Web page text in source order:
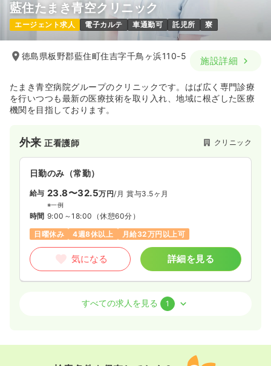
日勤のみ（常勤）
給与 31.0〜32.0
※一例
日曜休み
4週8休以上 担当業務未経験可
ブランク可
月給32万円以上可
透析 一般＋療養
日勤のみ（常勤）
給与 23.3〜32.0 万円/月 賞与2回
時間 8:30～17:30（休憩60分）
担当業務未経験可
ブランク可 月給32万円以上可
給与 時給1,500円
藍住たまき青空クリニック
エージェント求人 電子カルテ 車通勤可 託児所 寮
徳島県板野郡藍住町住吉字千鳥ヶ浜110-5 施設詳細
たまき青空病院グループのクリニックです。はば広く専門診療
を行いつつも最新の医療技術を取り入れ、地域に根ざした医療
機関を目指しております。
外来正看護師 クリニック
日勤のみ（常勤）
給与 23.8〜32.5万円/月 賞与3.5ヶ月
※一例
時間 9:00～18:00 （休憩60分）
日曜休み
4週8休以上 月給32万円以上可
気になる 詳細を見る
正・准看護師すべての求人を見る 1